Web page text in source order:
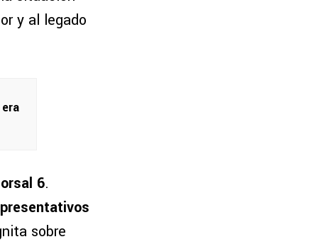
y al legado
6.
sobre